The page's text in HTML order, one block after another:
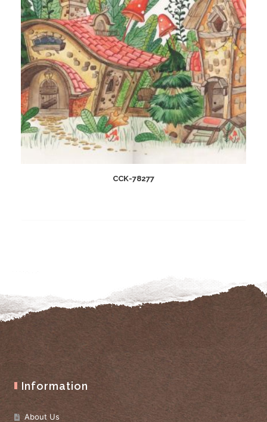
CCK-78277
Information
About Us